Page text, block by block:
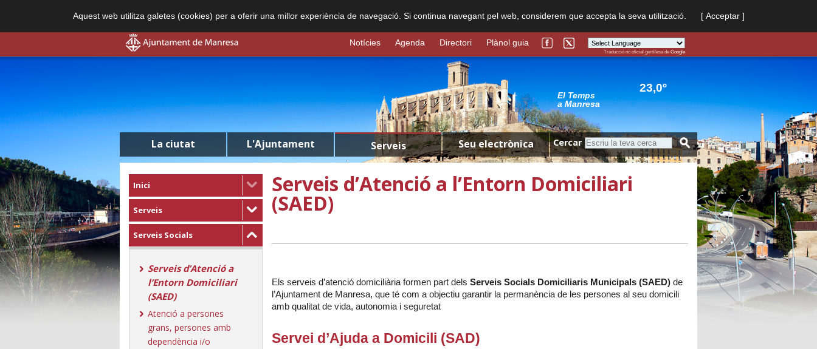
Aquest web utilitza galetes (cookies) per a oferir una millor experiència de navegació. Si continua navegant pel web, considerem que accepta la seva utilització. [ Acceptar ]
Powered by
Traducció no oficial gentilesa de Google
Notícies Agenda Directori Plànol guia
El Temps
a Manresa
23,0º
La ciutat L'Ajuntament Serveis Seu electrònica Cercar
Inici
Serveis
Serveis Socials
Serveis d’Atenció a
l’Entorn Domiciliari
(SAED)
Atenció a persones
grans, persones amb
dependència i/o
Serveis d’Atenció a l’Entorn Domiciliari
(SAED)
Els serveis d’atenció domiciliària formen part dels Serveis Socials Domiciliaris Municipals (SAED) de
l’Ajuntament de Manresa, que té com a objectiu garantir la permanència de les persones al seu domicili
amb qualitat de vida, autonomia i seguretat
Servei d’Ajuda a Domicili (SAD)